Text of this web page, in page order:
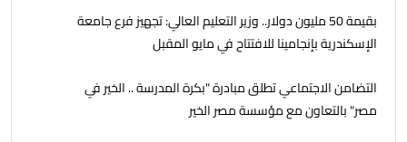
بقيمة 50 مليون دولار.. وزير التعليم العالي: تجهيز فرع جامعة
الإسكندرية بإنجامينا للافتتاح في مايو المقبل
التضامن الاجتماعي تطلق مبادرة "بكرة المدرسة .. الخير في
مصر" بالتعاون مع مؤسسة مصر الخير